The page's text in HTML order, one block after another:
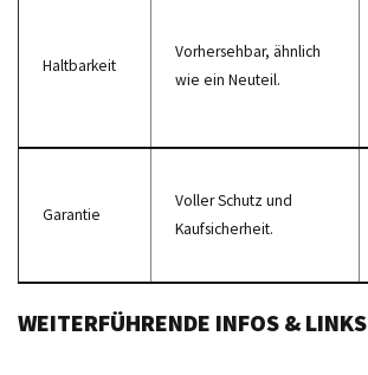
Haltbarkeit
Vorhersehbar, ähnlich
wie ein Neuteil.
Garantie
Voller Schutz und
Kaufsicherheit.
WEITERFÜHRENDE INFOS & LINKS